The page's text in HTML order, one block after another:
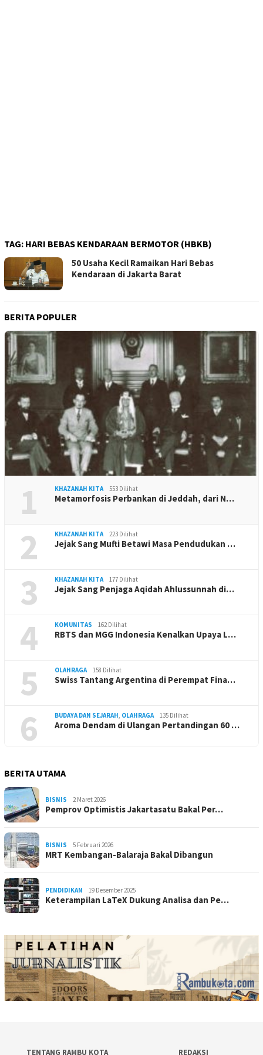
TAG: HARI BEBAS KENDARAAN BERMOTOR (HBKB)
50 Usaha Kecil Ramaikan Hari Bebas
Kendaraan di Jakarta Barat
BERITA POPULER
1 KHAZANAH KITA 553 Dilihat
Metamorfosis Perbankan di Jeddah, dari N…
2 KHAZANAH KITA 223 Dilihat
Jejak Sang Mufti Betawi Masa Pendudukan …
3 KHAZANAH KITA 177 Dilihat
Jejak Sang Penjaga Aqidah Ahlussunnah di…
4 KOMUNITAS 162 Dilihat
RBTS dan MGG Indonesia Kenalkan Upaya L…
5 OLAHRAGA 158 Dilihat
Swiss Tantang Argentina di Perempat Fina…
6 BUDAYA DAN SEJARAH, OLAHRAGA 135 Dilihat
Aroma Dendam di Ulangan Pertandingan 60 …
BERITA UTAMA
BISNIS 2 Maret 2026
Pemprov Optimistis Jakartasatu Bakal Per…
BISNIS 5 Februari 2026
MRT Kembangan-Balaraja Bakal Dibangun
PENDIDIKAN 19 Desember 2025
Keterampilan LaTeX Dukung Analisa dan Pe…
TENTANG RAMBU KOTA REDAKSI